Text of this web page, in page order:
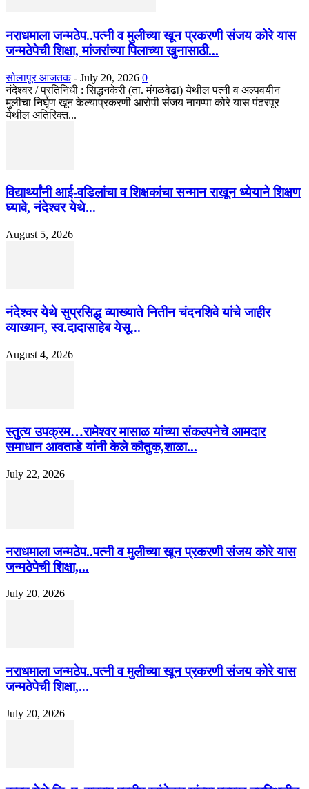
नराधमाला जन्मठेप..पत्नी व मुलीच्या खून प्रकरणी संजय कोरे यास
जन्मठेपेची शिक्षा, मांजरांच्या पिलाच्या खुनासाठी...
सोलापूर आजतक - July 20, 2026 0
नंदेश्वर / प्रतिनिधी : सिद्धनकेरी (ता. मंगळवेढा) येथील पत्नी व अल्पवयीन
मुलीचा निर्घृण खून केल्याप्रकरणी आरोपी संजय नागप्पा कोरे यास पंढरपूर
येथील अतिरिक्त...
विद्यार्थ्यांनी आई-वडिलांचा व शिक्षकांचा सन्मान राखून ध्येयाने शिक्षण
घ्यावे, नंदेश्वर येथे...
August 5, 2026
नंदेश्वर येथे सुप्रसिद्ध व्याख्याते नितीन चंदनशिवे यांचे जाहीर
व्याख्यान, स्व.दादासाहेब येसू...
August 4, 2026
स्तुत्य उपक्रम…रामेश्वर मासाळ यांच्या संकल्पनेचे आमदार
समाधान आवताडे यांनी केले कौतुक,शाळा...
July 22, 2026
नराधमाला जन्मठेप..पत्नी व मुलीच्या खून प्रकरणी संजय कोरे यास
जन्मठेपेची शिक्षा,...
July 20, 2026
नराधमाला जन्मठेप..पत्नी व मुलीच्या खून प्रकरणी संजय कोरे यास
जन्मठेपेची शिक्षा,...
July 20, 2026